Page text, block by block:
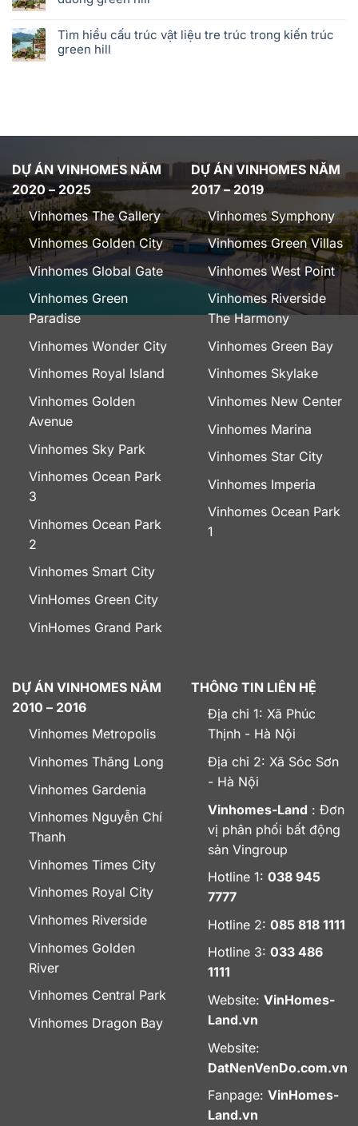
Tìm hiểu cấu trúc vật liệu tre trúc trong kiến trúc
green hill
DỰ ÁN VINHOMES NĂM
2020 – 2025
Vinhomes The Gallery
Vinhomes Golden City
Vinhomes Global Gate
Vinhomes Green
Paradise
Vinhomes Wonder City
Vinhomes Royal Island
Vinhomes Golden
Avenue
Vinhomes Sky Park
Vinhomes Ocean Park
3
Vinhomes Ocean Park
2
Vinhomes Smart City
VinHomes Green City
VinHomes Grand Park
DỰ ÁN VINHOMES NĂM
2017 – 2019
Vinhomes Symphony
Vinhomes Green Villas
Vinhomes West Point
Vinhomes Riverside
The Harmony
Vinhomes Green Bay
Vinhomes Skylake
Vinhomes New Center
Vinhomes Marina
Vinhomes Star City
Vinhomes Imperia
Vinhomes Ocean Park
1
DỰ ÁN VINHOMES NĂM
2010 – 2016
Vinhomes Metropolis
Vinhomes Thăng Long
Vinhomes Gardenia
Vinhomes Nguyễn Chí
Thanh
Vinhomes Times City
Vinhomes Royal City
Vinhomes Riverside
Vinhomes Golden
River
Vinhomes Central Park
Vinhomes Dragon Bay
THÔNG TIN LIÊN HỆ
Địa chỉ 1: Xã Phúc
Thịnh - Hà Nội
Địa chỉ 2: Xã Sóc Sơn
- Hà Nội
Vinhomes-Land : Đơn
vị phân phối bất động
sản Vingroup
Hotline 1: 038 945
7777
Hotline 2: 085 818 1111
Hotline 3: 033 486
1111
Website: VinHomes-
Land.vn
Website:
DatNenVenDo.com.vn
Fanpage: VinHomes-
Land.vn